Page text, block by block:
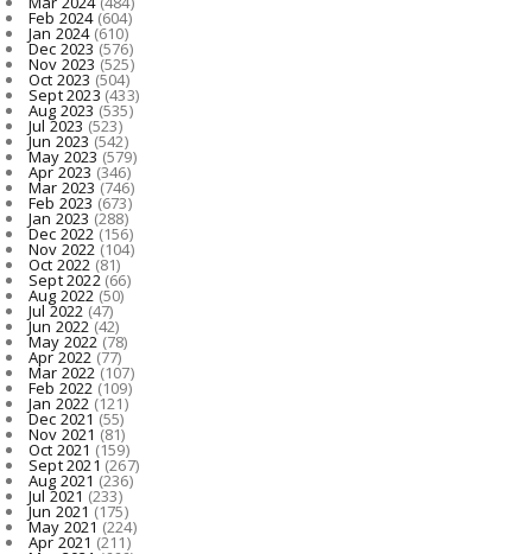
Feb 2024(604)
Jan 2024(610)
Dec 2023(576)
Nov 2023 (525)
Oct 2023 (504)
Sept 2023 (433)
Aug 2023 (535)
Jul 2023 (523)
Jun 2023(542)
May 2023(579)
Apr 2023 (346)
Mar 2023 (746)
Feb 2023 (673)
Jan 2023 (288)
Dec 2022(156)
Nov 2022 (104)
Oct 2022 (81)
Sept 2022(66)
Aug 2022 (50)
Jul 2022 (47)
Jun 2022(42)
May 2022(78)
Apr 2022 (77)
Mar 2022(107)
Feb 2022 (109)
Jan 2022 (121)
Dec 2021 (55)
Nov 2021 (81)
Oct 2021 (159)
Sept 2021 (267)
Aug 2021 (236)
Jul 2021 (233)
Jun 2021(175)
May 2021(224)
Apr 2021 (211)